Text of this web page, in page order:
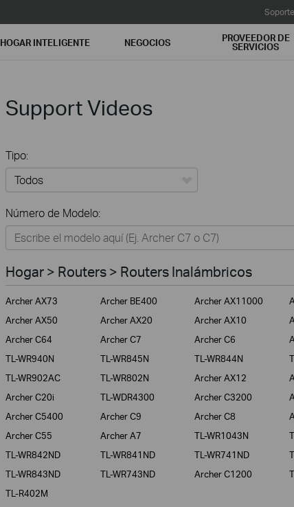
Soporte
HOGAR INTELIGENTE NEGOCIOS PROVEEDOR DE
SERVICIOS
Support Videos
Tipo:
Hogar
Hogar Inteligente
Negocios
Proveedor de Servicios
Número de Modelo:
Hogar > Routers > Routers Inalámbricos
Archer AX73 Archer BE400 Archer AX11000
Archer AX50
Archer AX20 Archer AX10
Archer C64
Archer C7 Archer C6
TL-WR940N
TL-WR845N TL-WR844N
TL-WR902AC
TL-WR802N Archer AX12
Archer C20i
TL-WDR4300 Archer C3200
Archer C5400
Archer C9 Archer C8
Archer C55
Archer A7 TL-WR1043N
TL-WR842ND
TL-WR841ND TL-WR741ND
TL-WR843ND
TL-WR743ND Archer C1200
TL-R402M